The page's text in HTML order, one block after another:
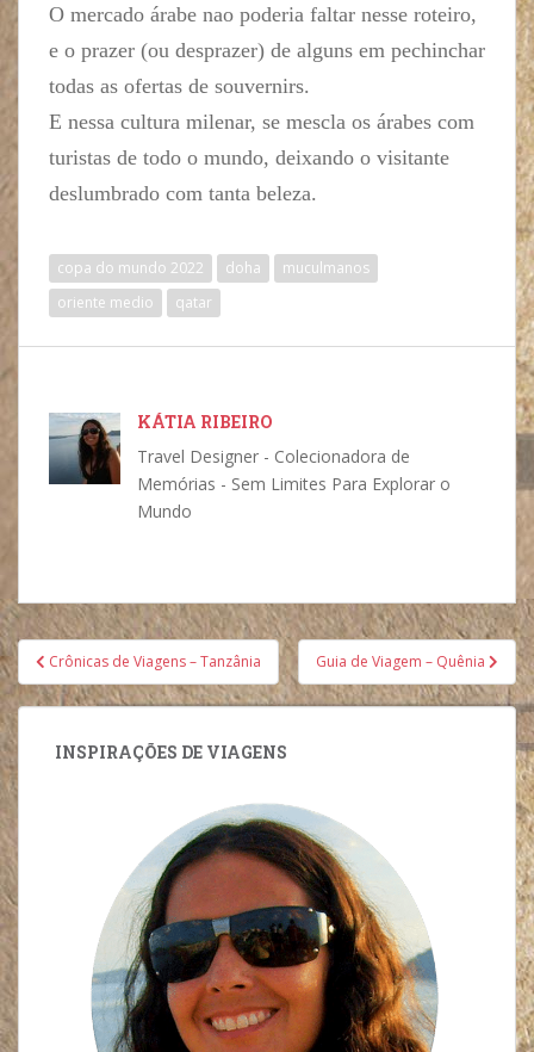
O mercado árabe nao poderia faltar nesse roteiro,
e o prazer (ou desprazer) de alguns em pechinchar
todas as ofertas de souvernirs.
E nessa cultura milenar, se mescla os árabes com
turistas de todo o mundo, deixando o visitante
deslumbrado com tanta beleza.
copa do mundo 2022 doha
muculmanos
oriente medio
qatar
KÁTIA RIBEIRO
Travel Designer - Colecionadora de
Memórias - Sem Limites Para Explorar o
Mundo
Navegação
de
Post
Crônicas de Viagens – Tanzânia Guia de Viagem – Quênia
INSPIRAÇÕES DE VIAGENS